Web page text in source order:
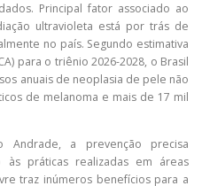
Principal fator associado ao
ultravioleta está por trás de
no país. Segundo estimativa
para o triênio 2026-2028, o Brasil
anuais de neoplasia de pele não
de melanoma e mais de 17 mil
Andrade, a prevenção precisa
às práticas realizadas em áreas
traz inúmeros benefícios para a